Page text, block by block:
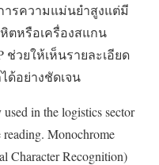
ารความแม่นยำสูงแต่มี
ตหรือเครื่องสแกน
ช่วยให้เห็นรายละเอียด
ด้อย่างชัดเจน
in the logistics sector
reading. Monochrome
Character Recognition)